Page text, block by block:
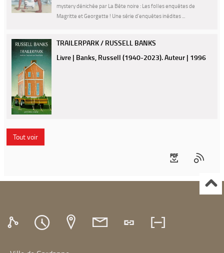
mystery dénichée par La Bête noire : Les folles enquêtes de
Magritte et Georgette ! Une série d'enquêtes inédites ...
TRAILERPARK / RUSSELL BANKS
Livre | Banks, Russell (1940-2023). Auteur | 1996
Tout voir